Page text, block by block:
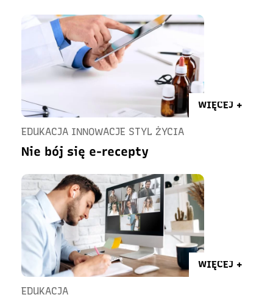
WIĘCEJ +
EDUKACJA INNOWACJE STYL ŻYCIA
Nie bój się e-recepty
WIĘCEJ +
EDUKACJA